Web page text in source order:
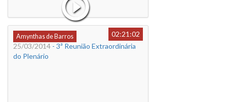
Amynthas de Barros
02:21:02
25/03/2014 - 3ª Reunião Extraordinária
do Plenário